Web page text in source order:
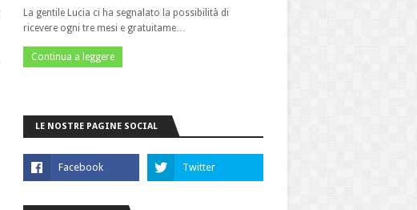
La gentile Lucia ci ha segnalato la possibilità di
ricevere ogni tre mesi e gratuitame…
Continua a leggere
LE NOSTRE PAGINE SOCIAL